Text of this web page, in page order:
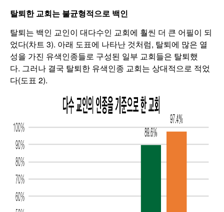
탈퇴한 교회는 불균형적으로 백인
탈퇴는 백인 교인이 대다수인 교회에 훨씬 더 큰 어필이 되
었다(차트 3). 아래 도표에 나타난 것처럼, 탈퇴에 많은 열
성을 가진 유색인종들로 구성된 일부 교회들은 탈퇴했
다. 그러나 결국 탈퇴한 유색인종 교회는 상대적으로 적었
다(도표 2).